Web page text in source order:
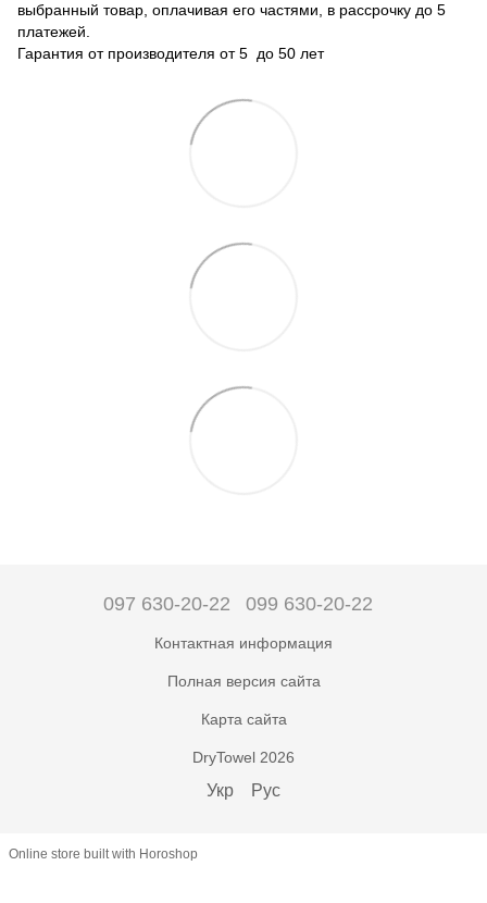
выбранный товар, оплачивая его частями, в рассрочку до 5
платежей.
Гарантия от производителя от 5 до 50 лет
097 630-20-22 099 630-20-22
Контактная информация
Полная версия сайта
Карта сайта
DryTowel 2026
Укр Рус
Online store built with Horoshop